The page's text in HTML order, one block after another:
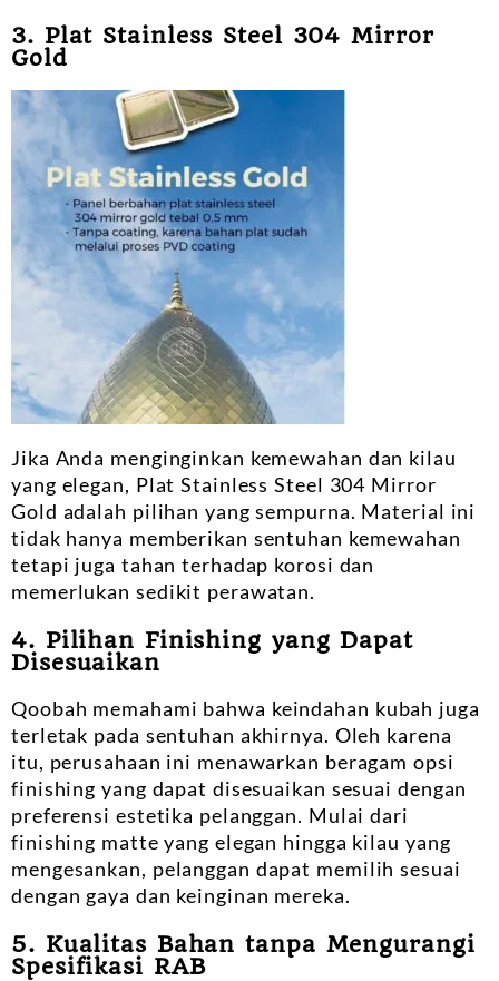
3. Plat Stainless Steel 304 Mirror
Gold
Jika Anda menginginkan kemewahan dan kilau
yang elegan, Plat Stainless Steel 304 Mirror
Gold adalah pilihan yang sempurna. Material ini
tidak hanya memberikan sentuhan kemewahan
tetapi juga tahan terhadap korosi dan
memerlukan sedikit perawatan.
4. Pilihan Finishing yang Dapat
Disesuaikan
Qoobah memahami bahwa keindahan kubah juga
terletak pada sentuhan akhirnya. Oleh karena
itu, perusahaan ini menawarkan beragam opsi
finishing yang dapat disesuaikan sesuai dengan
preferensi estetika pelanggan. Mulai dari
finishing matte yang elegan hingga kilau yang
mengesankan, pelanggan dapat memilih sesuai
dengan gaya dan keinginan mereka.
5. Kualitas Bahan tanpa Mengurangi
Spesifikasi RAB